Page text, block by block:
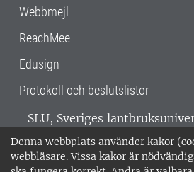
Denna webbplats använder kakor
webbläsare. Vissa kakor är
Webbmejl
ReachMee
Edusign
Protokoll och beslutslistor
SLU, Sveriges
verksamhet över hela
Alnarp, Uppsala och Umeå.